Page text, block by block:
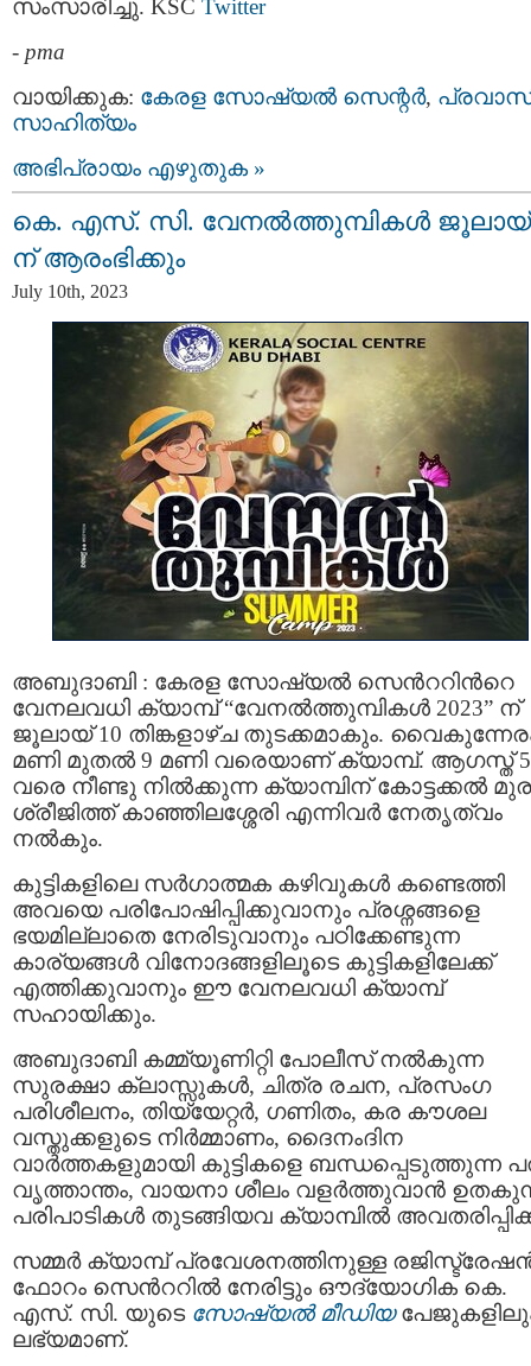
സംസാരിച്ചു. KSC Twitter
- pma
വായിക്കുക: കേരള സോഷ്യല്‍ സെന്റര്‍,
സാഹിത്യം
അഭിപ്രായം എഴുതുക »
കെ. എസ്. സി. വേനൽത്തുമ്പികൾ ജൂലായ്
ന് ആരംഭിക്കും
July 10th, 2023
അബുദാബി : കേരള സോഷ്യൽ സെന്‍ററിന്‍റെ
വേനലവധി ക്യാമ്പ് “വേനൽത്തുമ്പികൾ 2023” ന്
ജൂലായ് 10 തിങ്കളാഴ്ച തുടക്കമാകും.
മണി മുതൽ 9 മണി വരെയാണ് ക്യാമ്പ്. ആഗസ്ത് 5
വരെ നീണ്ടു നിൽക്കുന്ന ക്യാമ്പിന് കോട്ടക്കൽ
ശ്രീജിത്ത് കാഞ്ഞിലശ്ശേരി എന്നിവര്‍ നേതൃത്വം
നല്‍കും.
കുട്ടികളിലെ സർഗാത്മക കഴിവുകള്‍ കണ്ടെത്തി
അവയെ പരിപോഷിപ്പിക്കുവാനും പ്രശ്നങ്ങളെ
ഭയമില്ലാതെ നേരിടുവാനും പഠിക്കേണ്ടുന്ന
കാര്യങ്ങള്‍ വിനോദങ്ങളിലൂടെ കുട്ടികളിലേക്ക്
എത്തിക്കുവാനും ഈ വേനലവധി ക്യാമ്പ്
സഹായിക്കും.
അബുദാബി കമ്മ്യൂണിറ്റി പോലീസ് നല്‍കുന്ന
സുരക്ഷാ ക്ലാസ്സുകള്‍, ചിത്ര രചന, പ്രസംഗ
പരിശീലനം, തിയ്യേറ്റർ, ഗണിതം, കര കൗശല
വസ്തുക്കളുടെ നിർമ്മാണം, ദൈനംദിന
വാര്‍ത്തകളുമായി കുട്ടികളെ ബന്ധപ്പെടുത്തുന്ന
വൃത്താന്തം, വായനാ ശീലം വളർത്തുവാന്‍
പരിപാടികൾ തുടങ്ങിയവ ക്യാമ്പില്‍
സമ്മർ ക്യാമ്പ്‌ പ്രവേശനത്തിനുള്ള
ഫോറം സെന്‍ററിൽ നേരിട്ടും ഔദ്യോഗിക കെ.
എസ്. സി. യുടെ സോഷ്യൽ മീഡിയ
ലഭ്യമാണ്.